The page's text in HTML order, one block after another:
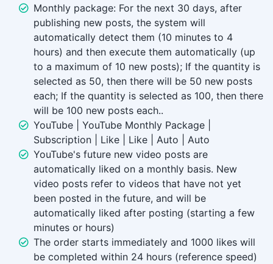
Monthly package: For the next 30 days, after
publishing new posts, the system will
automatically detect them (10 minutes to 4
hours) and then execute them automatically (up
to a maximum of 10 new posts); If the quantity is
selected as 50, then there will be 50 new posts
each; If the quantity is selected as 100, then there
will be 100 new posts each..
YouTube | YouTube Monthly Package |
Subscription | Like | Like | Auto | Auto
YouTube's future new video posts are
automatically liked on a monthly basis. New
video posts refer to videos that have not yet
been posted in the future, and will be
automatically liked after posting (starting a few
minutes or hours)
The order starts immediately and 1000 likes will
be completed within 24 hours (reference speed)